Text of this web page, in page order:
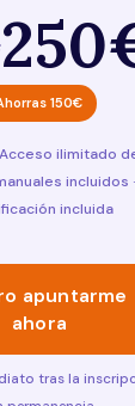
150€
Acceso ilimitado
incluidos ·
incluida
apuntarme
ahora
tras la